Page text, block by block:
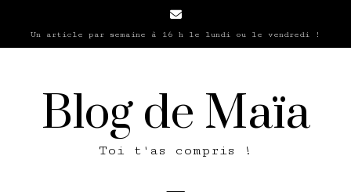
contentUn article par semaine à 16 h le lundi ou le vendredi !
Blog de Maïa
Toi t'as compris !